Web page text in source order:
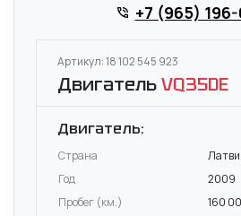
+7 (965)
Артикул: 18 102 545 923
ДвигательVQ35DE
Двигатель:
Страна
Год
2009
Пробег (км.)
160